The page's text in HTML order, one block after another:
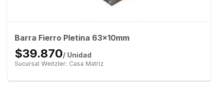
Barra Fierro Pletina 63x10mm
$39.870/ Unidad
Sucursal Weitzler: Casa Matriz